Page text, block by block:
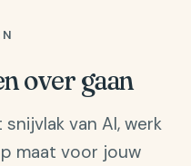
over gaan
van AI, werk
maat voor jouw